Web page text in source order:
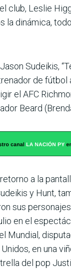
club, Leslie
la dinámica,
Sudeikis,
de fútbol
el AFC
Beard
a la
y Hunt,
sus
en el
Mundial,
en una
del pop